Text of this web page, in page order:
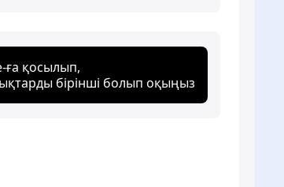
ға қосылып,
бірінші болып оқыңыз